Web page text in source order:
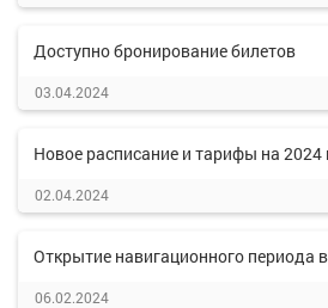
Доступно бронирование билетов
03.04.2024
Новое расписание и тарифы на 2024
02.04.2024
Открытие навигационного периода
06.02.2024